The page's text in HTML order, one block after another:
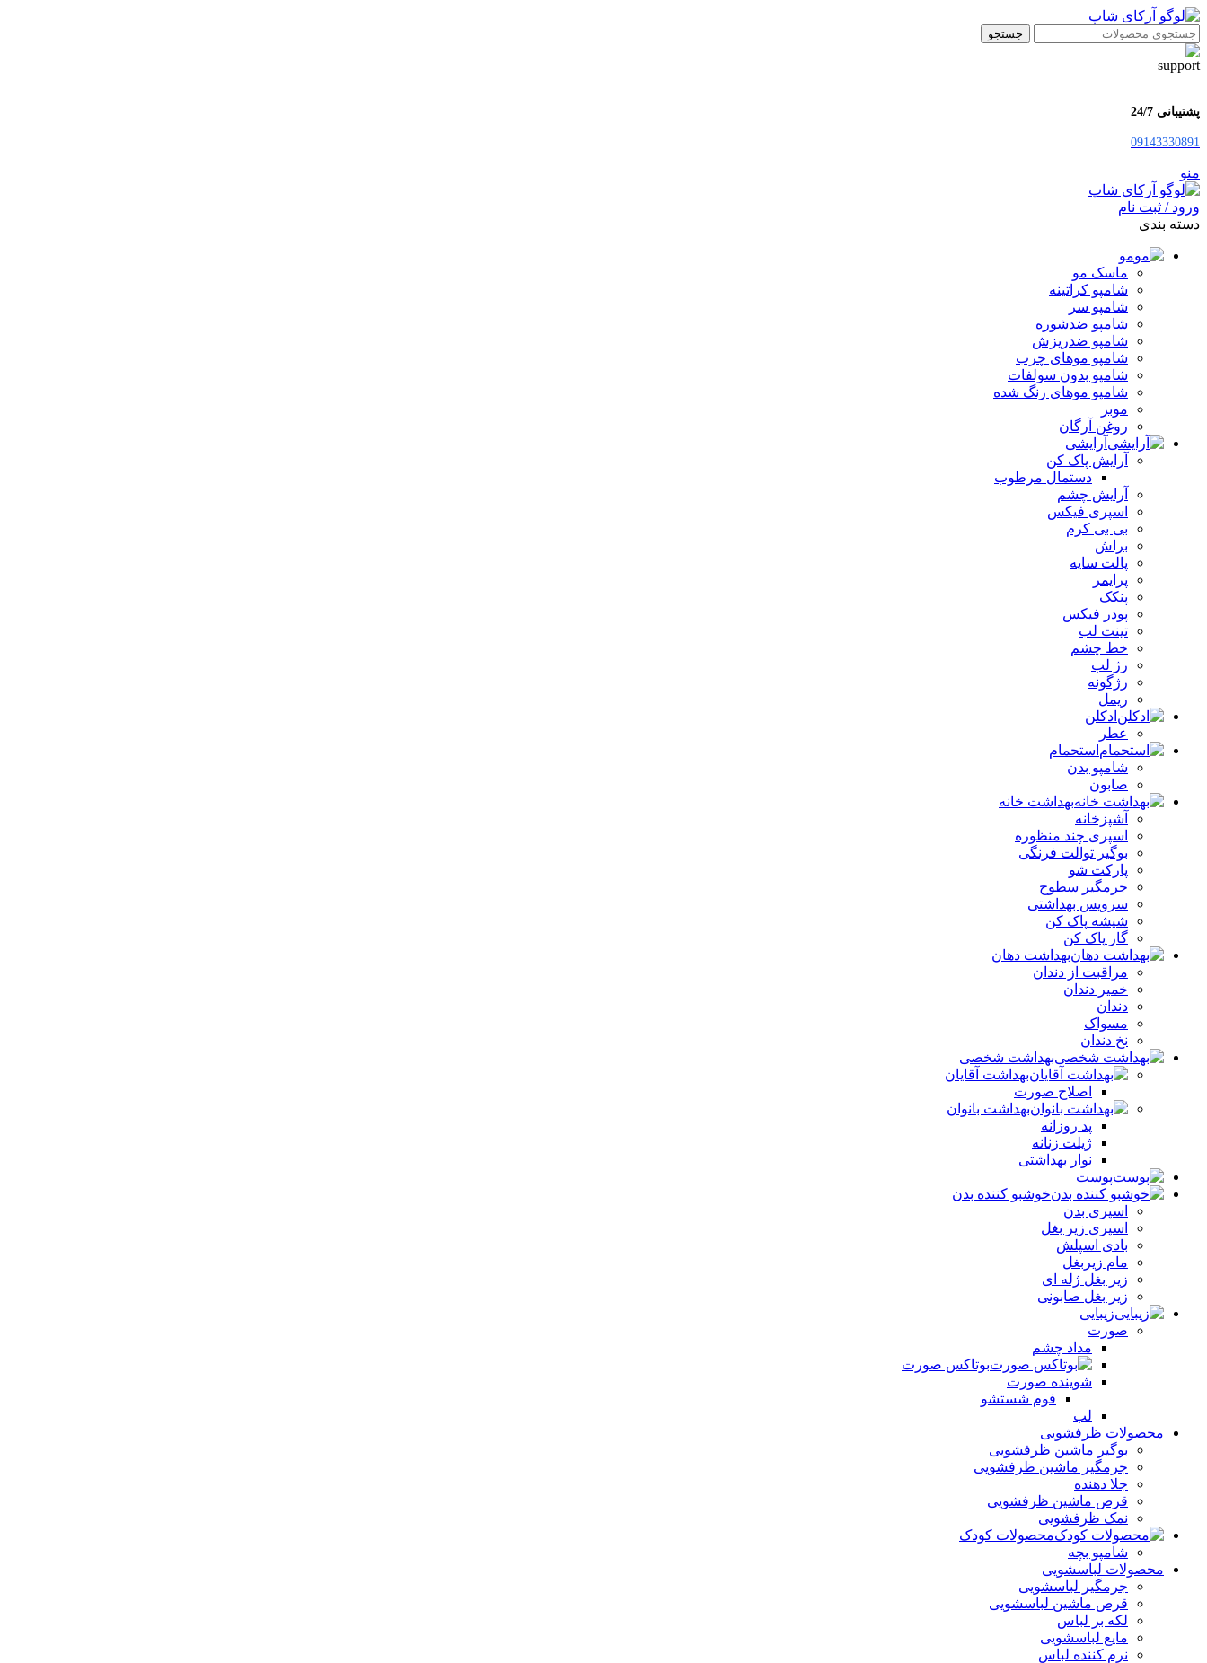
جستجو
پشتیبانی 24/7
09143330891
منو
ورود / ثبت نام
دسته بندی
مو
ماسک مو
شامپو کراتینه
شامپو سر
شامپو ضدشوره
شامپو ضدریزش
شامپو موهای چرب
شامپو بدون سولفات
شامپو موهای رنگ شده
موبر
روغن آرگان
آرایشی
آرایش پاک کن
دستمال مرطوب
آرایش چشم
اسپری فیکس
بی بی کرم
براش
پالت سایه
پرایمر
پنکک
پودر فیکس
تینت لب
خط چشم
رژ لب
رژگونه
ریمل
ادکلن
عطر
استحمام
شامپو بدن
صابون
بهداشت خانه
آشپزخانه
اسپری چند منظوره
بوگیر توالت فرنگی
پارکت شو
جرمگیر سطوح
سرویس بهداشتی
شیشه پاک کن
گاز پاک کن
بهداشت دهان
مراقبت از دندان
خمیر دندان
دندان
مسواک
نخ دندان
بهداشت شخصی
بهداشت آقایان
اصلاح صورت
بهداشت بانوان
پد روزانه
ژیلت زنانه
نوار بهداشتی
پوست
خوشبو کننده بدن
اسپری بدن
اسپری زیر بغل
بادی اسپلش
مام زیربغل
زیر بغل ژله ای
زیر بغل صابونی
زیبایی
صورت
مداد چشم
بوتاکس صورت
شوینده صورت
فوم شستشو
لب
محصولات ظرفشویی
بوگیر ماشین ظرفشویی
جرمگیر ماشین ظرفشویی
جلا دهنده
قرص ماشین ظرفشویی
نمک ظرفشویی
محصولات کودک
شامپو بچه
محصولات لباسشویی
جرمگیر لباسشویی
قرص ماشین لباسشویی
لکه بر لباس
مایع لباسشویی
نرم کننده لباس